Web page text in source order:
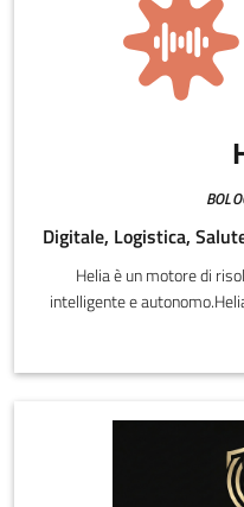
Helia è un motore di
intelligente e
apprende